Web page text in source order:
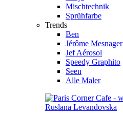
Mischtechnik
Sprühfarbe
Trends
Ben
Jérôme Mesnager
Jef Aérosol
Speedy Graphito
Seen
Alle Maler